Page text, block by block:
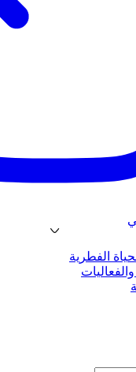
الفطرية